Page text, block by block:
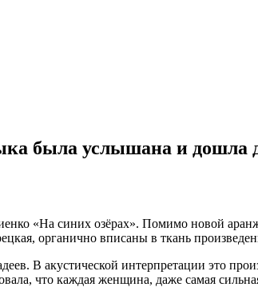
была услышана и дошла
«На синих озёрах». Помимо новой
органично вписаны в ткань
В акустической интерпретации это
что каждая женщина, даже самая